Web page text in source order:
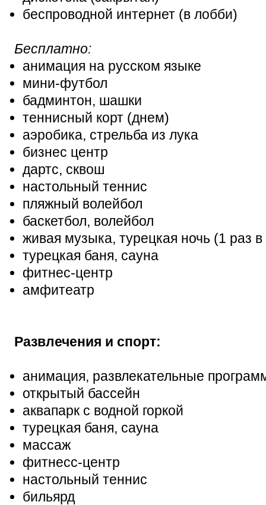
беспроводной интернет (в лобби)
Бесплатно:
анимация на русском языке
мини-футбол
бадминтон, шашки
теннисный корт (днем)
аэробика, стрельба из лука
бизнес центр
дартс, сквош
настольный теннис
пляжный волейбол
баскетбол, волейбол
живая музыка, турецкая ночь (1 раз
турецкая баня, сауна
фитнес-центр
амфитеатр
Развлечения и спорт:
анимация, развлекательные
открытый бассейн
аквапарк с водной горкой
турецкая баня, сауна
массаж
фитнесс-центр
настольный теннис
бильярд